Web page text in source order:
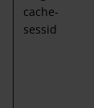
cache-
sessid